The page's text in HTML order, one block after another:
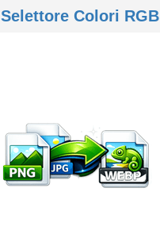
Selettore Colori RGB